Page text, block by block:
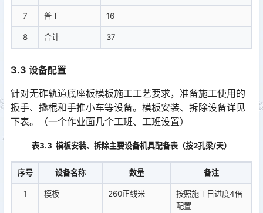
7 普工 16
8 合计 37
3.3 设备配置
针对无砟轨道底座板模板施工工艺要求，准备施工使用的
扳手、撬棍和手推小车等设备。模板安装、拆除设备详见
下表。（一个作业面几个工班、工班设置）
表3.3 模板安装、拆除主要设备机具配备表（按2孔梁/天）
序号 设备名称 数量 备注
1 模板 260正线米
按照施工日进度4倍
配置